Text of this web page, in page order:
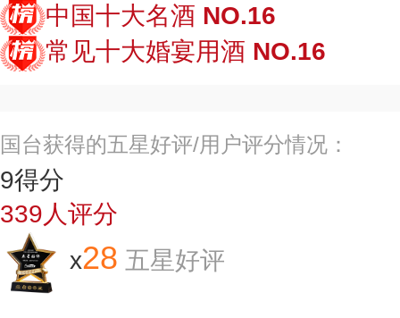
中国十大名酒 NO.16
常见十大婚宴用酒 NO.16
国台获得的五星好评/用户评分情况：
9得分
339人评分
x28 五星好评